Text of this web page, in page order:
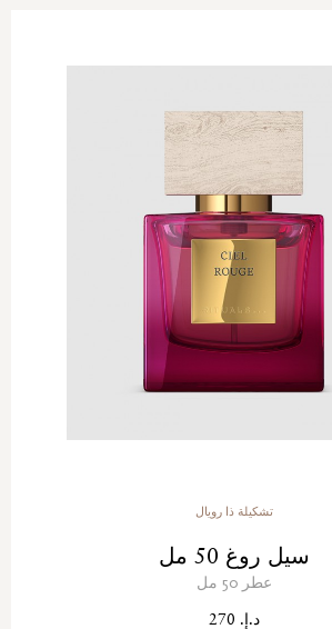
تشكيلة ذا رويال
سيل روغ 50 مل
عطر 50 مل
د.إ. 270